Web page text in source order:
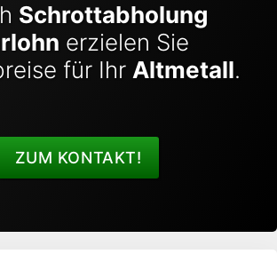
Schrottabholung
erzielen Sie
für Ihr Altmetall.
ZUM KONTAKT!